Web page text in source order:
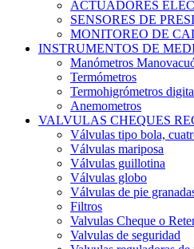
ACTUADORES
SENSORES DE
MONITOREO DE
INSTRUMENTOS DE
Manómetros
Termómetros
Termohigrómetros
Anemometros
VALVULAS CHEQUES
Válvulas tipo bola,
Válvulas mariposa
Válvulas guillotina
Válvulas globo
Válvulas de pie
Filtros
Valvulas Cheque o
Valvulas de seguridad